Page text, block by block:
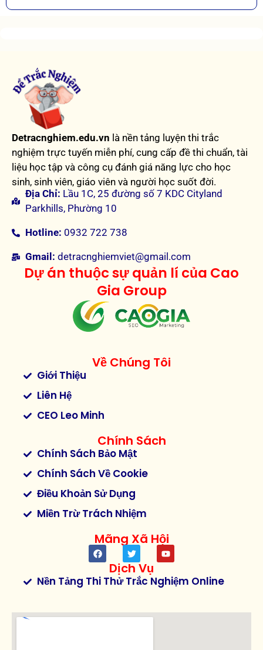
Detracnghiem.edu.vn là nền tảng luyện thi trắc
nghiệm trực tuyến miễn phí, cung cấp đề thi chuẩn, tài
liệu học tập và công cụ đánh giá năng lực cho học
sinh, sinh viên, giáo viên và người học suốt đời.
Địa Chỉ: Lầu 1C, 25 đường số 7 KDC Cityland
Parkhills, Phường 10
Hotline: 0932 722 738
Gmail: detracnghiemviet@gmail.com
Dự án thuộc sự quản lí của Cao
Gia Group
Về Chúng Tôi
Giới Thiệu
Liên Hệ
CEO Leo Minh
Chính Sách
Chính Sách Bảo Mật
Chính Sách Về Cookie
Điều Khoản Sử Dụng
Miền Trừ Trách Nhiệm
Mãng Xã Hội
Dịch Vụ
Nền Tảng Thi Thử Trắc Nghiệm Online